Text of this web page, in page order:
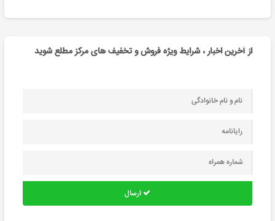
از آخرین اخبار ، شرایط ویژه فروش و تخفیف های مرکز مطلع شوید
ارسال